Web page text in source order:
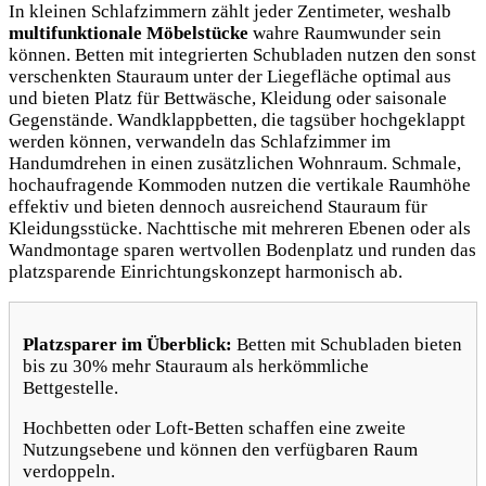
In kleinen Schlafzimmern zählt jeder Zentimeter, weshalb
multifunktionale Möbelstücke wahre Raumwunder sein
können. Betten mit integrierten Schubladen nutzen den sonst
verschenkten Stauraum unter der Liegefläche optimal aus
und bieten Platz für Bettwäsche, Kleidung oder saisonale
Gegenstände. Wandklappbetten, die tagsüber hochgeklappt
werden können, verwandeln das Schlafzimmer im
Handumdrehen in einen zusätzlichen Wohnraum. Schmale,
hochaufragende Kommoden nutzen die vertikale Raumhöhe
effektiv und bieten dennoch ausreichend Stauraum für
Kleidungsstücke. Nachttische mit mehreren Ebenen oder als
Wandmontage sparen wertvollen Bodenplatz und runden das
platzsparende Einrichtungskonzept harmonisch ab.
Platzsparer im Überblick: Betten mit Schubladen bieten
bis zu 30% mehr Stauraum als herkömmliche
Bettgestelle.
Hochbetten oder Loft-Betten schaffen eine zweite
Nutzungsebene und können den verfügbaren Raum
verdoppeln.